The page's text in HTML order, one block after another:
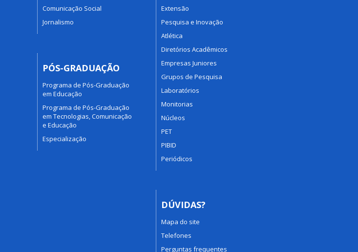
Comunicação Social
Jornalismo
PÓS-GRADUAÇÃO
Programa de Pós-Graduação
em Educação
Programa de Pós-Graduação
em Tecnologias, Comunicação
e Educação
Especialização
Extensão
Pesquisa e Inovação
Atlética
Diretórios Acadêmicos
Empresas Juniores
Grupos de Pesquisa
Laboratórios
Monitorias
Núcleos
PET
PIBID
Periódicos
DÚVIDAS?
Mapa do site
Telefones
Perguntas frequentes